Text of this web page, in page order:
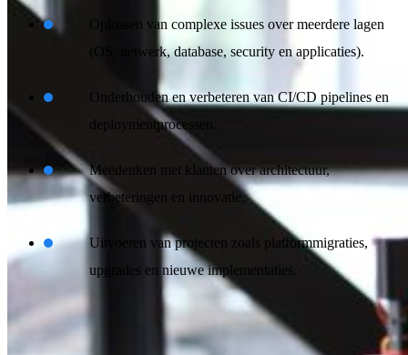
Oplossen van complexe issues over meerdere lagen
(OS, netwerk, database, security en applicaties).
Onderhouden en verbeteren van CI/CD pipelines en
deploymentprocessen.
Meedenken met klanten over architectuur,
verbeteringen en innovatie.
Uitvoeren van projecten zoals platformmigraties,
upgrades en nieuwe implementaties.
/ Wat je meebrengt